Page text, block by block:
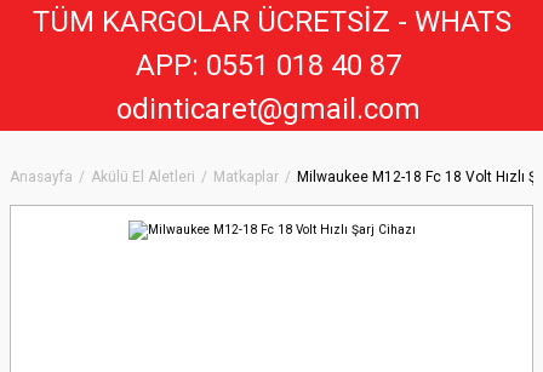
Anasayfa Akülü El Aletleri Matkaplar Milwaukee M12-18 Fc 18 Volt Hızlı
TÜM KARGOLAR ÜCRETSİZ - WHATS
APP: 0551 018 40 87
odinticaret@gmail.com